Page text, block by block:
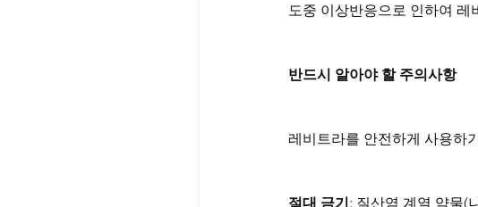
도중 이상반응으로 인하여
반드시 알아야 할 주의사항
레비트라를 안전하게 사용하
절대 금기: 질산염 계열 약물(